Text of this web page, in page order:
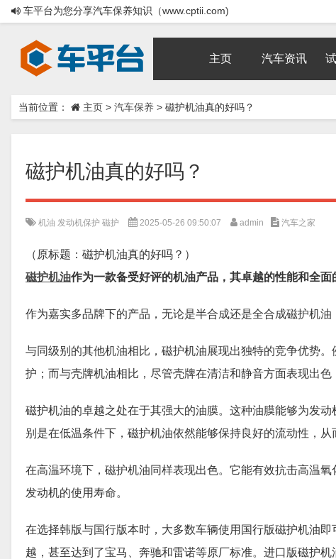
车平台为您分享汽车保养知识（www.cptii.com)
主页 汽车资讯
当前位置： 主页 > 汽车保养 > 磁护机油真的好吗？
磁护机油真的好吗？
机油 发动机保护 磁护 2025-05-26 09:50:07 admin 汽车之家
（原标题：磁护机油真的好吗？）
磁护机油作为一款备受好评的机油产品，其卓越的性能和全面
作为嘉实多品牌下的产品，无论是半合成还是全合成磁护机油
与同级别的其他机油相比，磁护机油展现出独特的竞争优势
护；而与壳牌机油相比，尽管壳牌在清洁和静音方面表现出
磁护机油的卓越之处在于其强大的油膜。这种油膜能够为发
别是在低温条件下，磁护机油依然能够保持良好的流动性，
在高温环境下，磁护机油同样表现出色。它能有效抗击高温
发动机的使用寿命。
在选择韩版与国行版本时，大多数车辆使用国行版磁护机油
越，甚至达到了宝马、奔驰和雷诺等原厂标准。进口版磁护